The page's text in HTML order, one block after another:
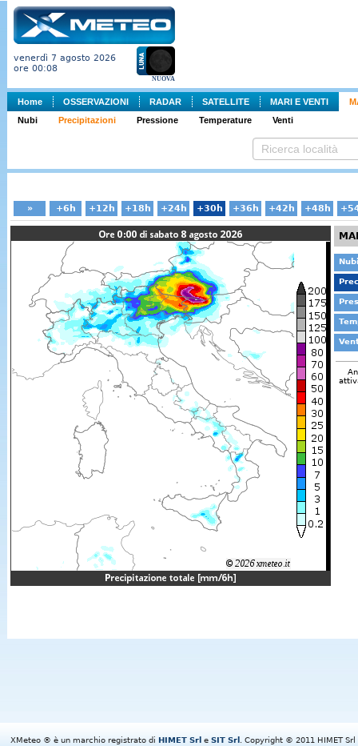
venerdì 7 agosto 2026
ore 00:08
NUOVA
Home OSSERVAZIONI RADAR SATELLITE MARI E VENTI
Nubi
Precipitazioni Pressione Temperature Venti
» +6h +12h +18h +24h +30h +36h +42h +48h
Nubi
XMeteo ® è un marchio registrato di HIMET Srl e SIT Srl
. Copyright © 2011 HIMET